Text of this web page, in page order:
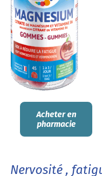
Acheter en
pharmacie
Nervosité ,